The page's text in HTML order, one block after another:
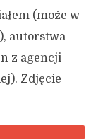
(może w
autorstwa
z agencji
Zdjęcie